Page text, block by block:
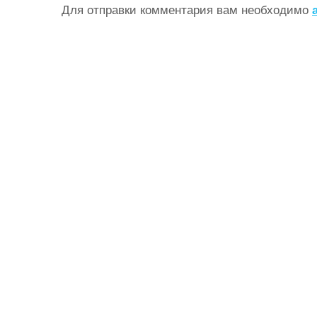
Для отправки комментария вам необходимо